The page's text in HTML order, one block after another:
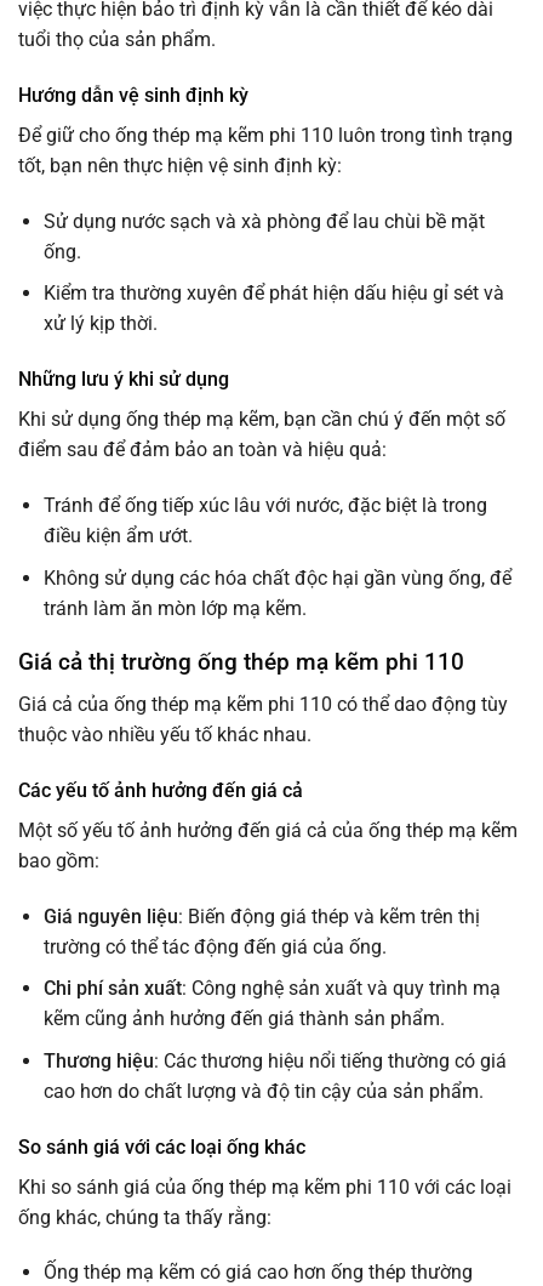
việc thực hiện bảo trì định kỳ vẫn là cần thiết để kéo dài
tuổi thọ của sản phẩm.
Hướng dẫn vệ sinh định kỳ
Để giữ cho ống thép mạ kẽm phi 110 luôn trong tình trạng
tốt, bạn nên thực hiện vệ sinh định kỳ:
Sử dụng nước sạch và xà phòng để lau chùi bề mặt
ống.
Kiểm tra thường xuyên để phát hiện dấu hiệu gỉ sét và
xử lý kịp thời.
Những lưu ý khi sử dụng
Khi sử dụng ống thép mạ kẽm, bạn cần chú ý đến một số
điểm sau để đảm bảo an toàn và hiệu quả:
Tránh để ống tiếp xúc lâu với nước, đặc biệt là trong
điều kiện ẩm ướt.
Không sử dụng các hóa chất độc hại gần vùng ống, để
tránh làm ăn mòn lớp mạ kẽm.
Giá cả thị trường ống thép mạ kẽm phi 110
Giá cả của ống thép mạ kẽm phi 110 có thể dao động tùy
thuộc vào nhiều yếu tố khác nhau.
Các yếu tố ảnh hưởng đến giá cả
Một số yếu tố ảnh hưởng đến giá cả của ống thép mạ kẽm
bao gồm:
Giá nguyên liệu: Biến động giá thép và kẽm trên thị
trường có thể tác động đến giá của ống.
Chi phí sản xuất: Công nghệ sản xuất và quy trình mạ
kẽm cũng ảnh hưởng đến giá thành sản phẩm.
Thương hiệu: Các thương hiệu nổi tiếng thường có giá
cao hơn do chất lượng và độ tin cậy của sản phẩm.
So sánh giá với các loại ống khác
Khi so sánh giá của ống thép mạ kẽm phi 110 với các loại
ống khác, chúng ta thấy rằng:
Ống thép mạ kẽm có giá cao hơn ống thép thường